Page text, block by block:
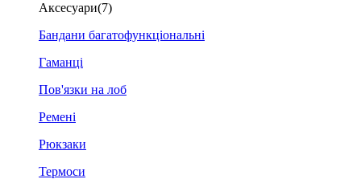
Аксесуари(7)
Бандани багатофункціональні
Гаманці
Пов'язки на лоб
Ремені
Рюкзаки
Термоси